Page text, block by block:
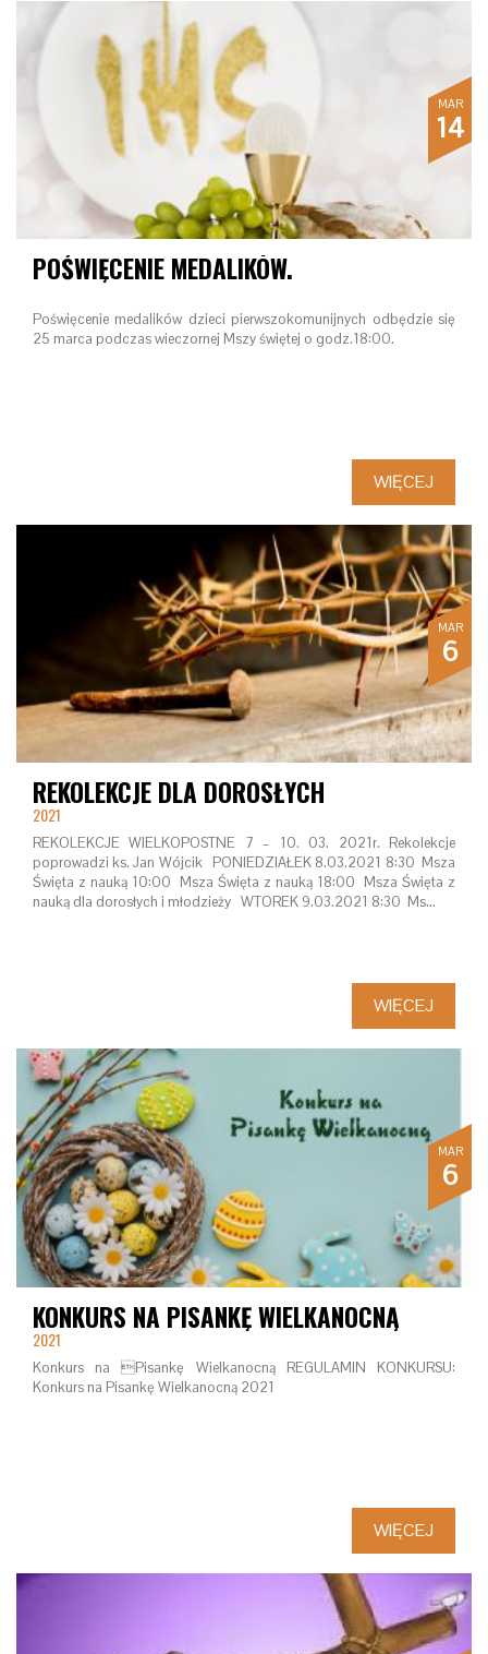
MAR
14
POŚWIĘCENIE MEDALIKÓW.
Poświęcenie medalików dzieci pierwszokomunijnych odbędzie się
25 marca podczas wieczornej Mszy świętej o godz.18:00.
WIĘCEJ
MAR
6
REKOLEKCJE DLA DOROSŁYCH
2021
REKOLEKCJE WIELKOPOSTNE 7 – 10. 03. 2021r. Rekolekcje
poprowadzi ks. Jan Wójcik PONIEDZIAŁEK 8.03.2021 8:30 Msza
Święta z nauką 10:00 Msza Święta z nauką 18:00 Msza Święta z
nauką dla dorosłych i młodzieży WTOREK 9.03.2021 8:30 Ms…
WIĘCEJ
MAR
6
KONKURS NA PISANKĘ WIELKANOCNĄ
2021
Konkurs na Pisankę Wielkanocną REGULAMIN KONKURSU:
Konkurs na Pisankę Wielkanocną 2021
WIĘCEJ